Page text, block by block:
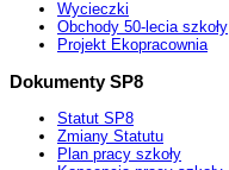
Wycieczki
Obchody 50-lecia szkoły
Projekt Ekopracownia
Dokumenty SP8
Statut SP8
Zmiany Statutu
Plan pracy szkoły